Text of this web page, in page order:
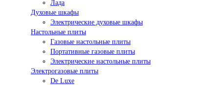
Лада
Духовые шкафы
Электрические духовые шкафы
Настольные плиты
Газовые настольные плиты
Портативные газовые плиты
Электрические настольные плиты
Электрогазовые плиты
De Luxe